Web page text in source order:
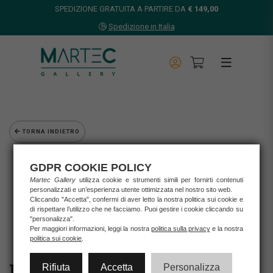
SPEDIZIONE GRATUITA A PARTIRE DA € 149,00
Spedizione in Italia
TORNA INDIETRO
Opere d'arte
Grafica d'autore
Lorenzo Crivellaro
Lorenzo Crivellaro - Serigrafia "L'AMOUR"
GDPR COOKIE POLICY
Martec Gallery utilizza cookie e strumenti simili per fornirti contenuti
personalizzati e un’esperienza utente ottimizzata nel nostro sito web.
Cliccando "Accetta", confermi di aver letto la nostra politica sui cookie e
di rispettare l’utilizzo che ne facciamo. Puoi gestire i cookie cliccando su
"personalizza".
Per maggiori informazioni, leggi la nostra politica sulla privacye la nostra
politica sui cookie
Rifiuta Accetta Personalizza